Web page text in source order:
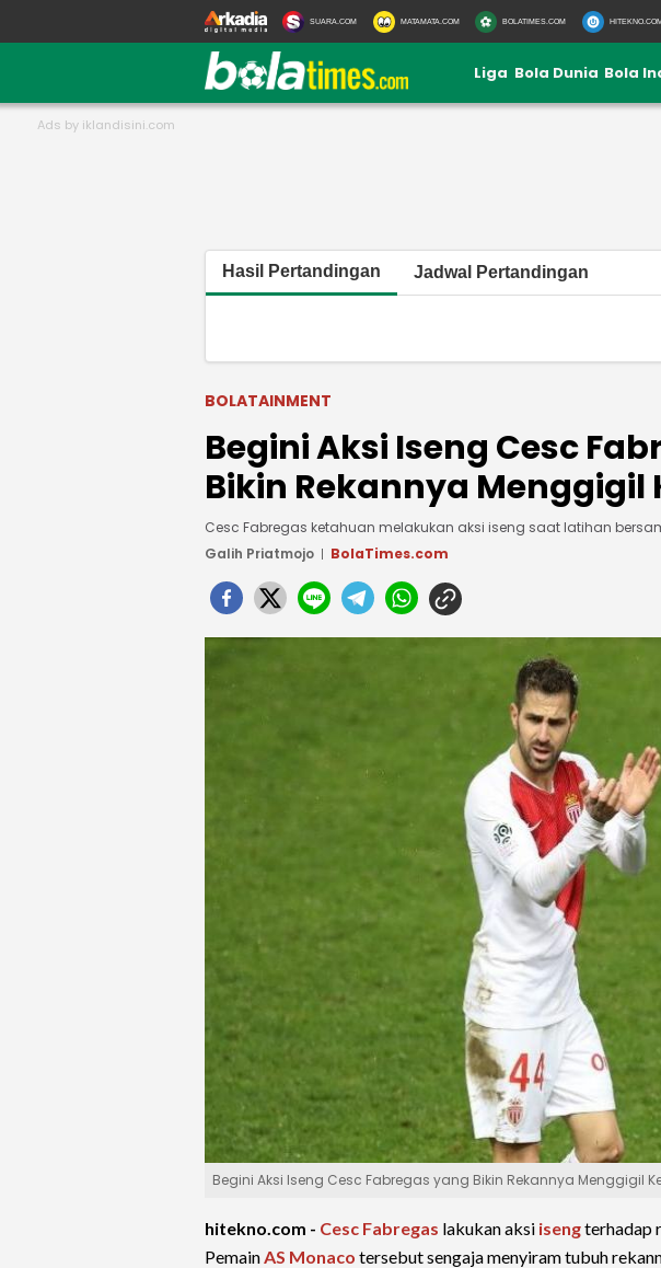
SUARA.COM MATAMATA.COM BOLATIMES.COM
Liga Bola Dunia Bola
Hasil Pertandingan Jadwal Pertandingan
BOLATAINMENT
Begini Aksi Iseng Cesc
Bikin Rekannya Menggigil
Cesc Fabregas ketahuan melakukan aksi iseng saat latihan
Galih Priatmojo
BolaTimes.com
Begini Aksi Iseng Cesc Fabregas yang Bikin Rekannya Menggigil
hitekno.com - Cesc Fabregas lakukan aksi isengterhadap
PemainAS Monaco tersebut sengaja menyiram tubuh